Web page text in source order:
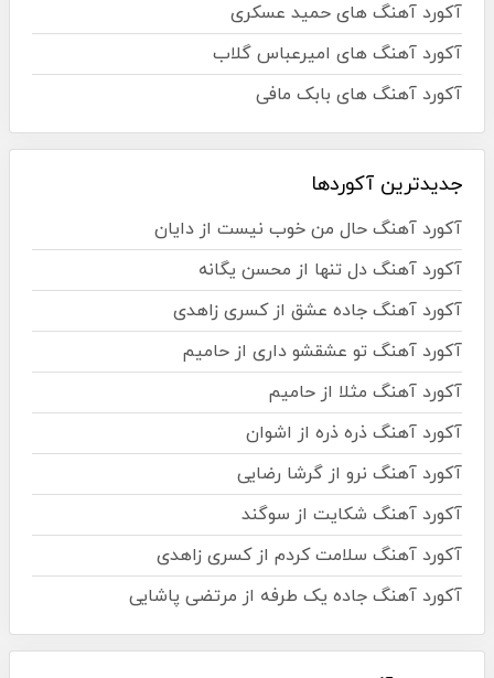
آکورد آهنگ های حمید عسکری
آکورد آهنگ های امیرعباس گلاب
آکورد آهنگ های بابک مافی
جدیدترین آکوردها
آکورد آهنگ حال من خوب نیست از دایان
آکورد آهنگ دل تنها از محسن یگانه
آکورد آهنگ جاده عشق از کسری زاهدی
آکورد آهنگ تو عشقشو داری از حامیم
آکورد آهنگ مثلا از حامیم
آکورد آهنگ ذره ذره از اشوان
آکورد آهنگ نرو از گرشا رضایی
آکورد آهنگ شکایت از سوگند
آکورد آهنگ سلامت کردم از کسری زاهدی
آکورد آهنگ جاده یک طرفه از مرتضی پاشایی